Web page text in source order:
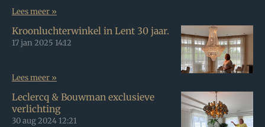
Lees meer »
Kroonluchterwinkel in Lent 30 jaar.
17 jan 2025 14:12
Lees meer »
Leclercq & Bouwman exclusieve
verlichting
30 aug 2024 12:21